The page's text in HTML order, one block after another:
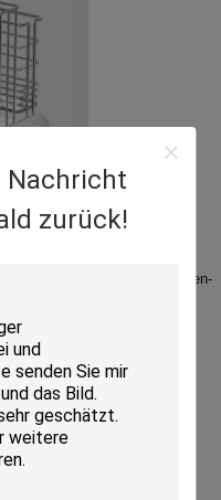
Nachricht
zurück!
—— Der erstaunliche Küchen-
viele Messer